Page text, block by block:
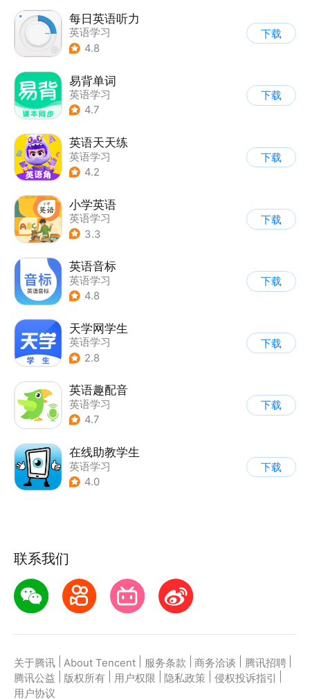
每日英语听力
英语学习
4.8
下载
易背单词
英语学习
4.7
下载
英语天天练
英语学习
4.2
下载
小学英语
英语学习
3.3
下载
英语音标
英语学习
4.8
下载
天学网学生
英语学习
2.8
下载
英语趣配音
英语学习
4.7
下载
在线助教学生
英语学习
4.0
下载
联系我们
关于腾讯 About Tencent 服务条款 商务洽谈 腾讯招聘
腾讯公益
版权所有 用户权限 隐私政策 侵权投诉指引
用户协议